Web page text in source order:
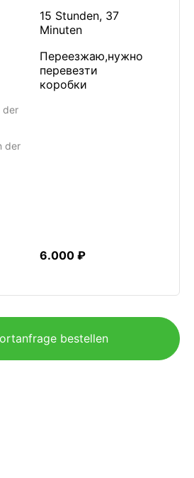
15 Stunden, 37
Minuten
Переезжаю,нужно
перевезти
коробки
der
der
6.000 ₽
bestellen